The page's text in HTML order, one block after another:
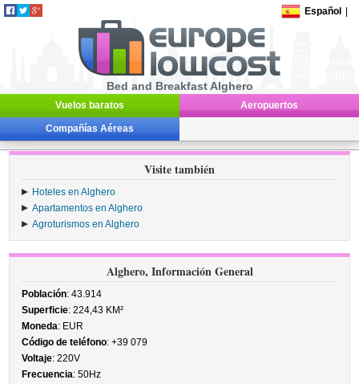
Español
Bed and Breakfast Alghero
Vuelos baratos Aeropuertos
Compañías Aéreas
Visite también
Hoteles en Alghero
Apartamentos en Alghero
Agroturismos en Alghero
Alghero, Información General
Población: 43.914
Superficie: 224,43 KM²
Moneda: EUR
Código de teléfono: +39 079
Voltaje: 220V
Frecuencia: 50Hz